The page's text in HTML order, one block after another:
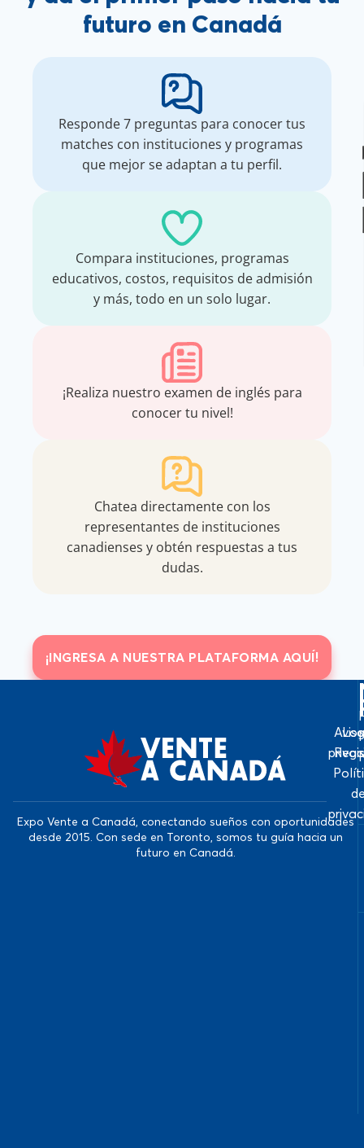
futuro en Canadá
Responde 7 preguntas para conocer tus
matches con instituciones y programas
que mejor se adaptan a tu perfil.
Compara instituciones, programas
educativos, costos, requisitos de admisión
y más, todo en un solo lugar.
¡Realiza nuestro examen de inglés para
conocer tu nivel!
Chatea directamente con los
representantes de instituciones
canadienses y obtén respuestas a tus
dudas.
¡INGRESA A NUESTRA PLATAFORMA AQUÍ!
Expo Vente a Canadá, conectando sueños con oportunidades
desde 2015. Con sede en Toronto, somos tu guía hacia un
futuro en Canadá.